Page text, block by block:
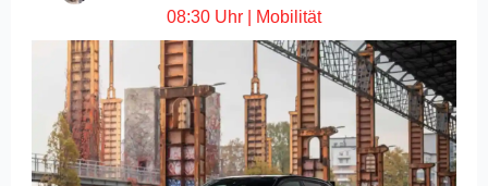
08:30 Uhr
Mobilität